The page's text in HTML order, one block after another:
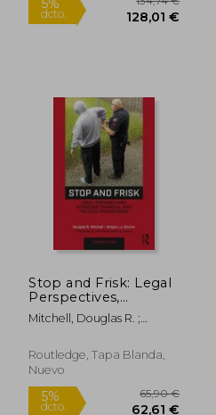
dcto. 20,22 €
Stop and Frisk: Legal
Perspectives,
Strategic Thinking,
and Tactical
Inglés)
Mitchell, Douglas R. ;
Routledge, Tapa Blanda,
Nuevo